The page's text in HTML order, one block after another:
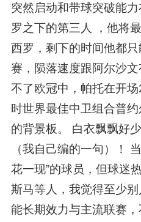
突然启动和带球突破能
罗之下的第三人 ，他将
西罗，剩下的时间他都
赛，陨落速度跟阿尔沙
不了欧冠中，帕托在开
时世界最佳中卫组合普
的背景板。 白衣飘飘好
（我自己编的一句）！
花一现”的球员，但球迷
斯马等人，我觉得至少
能长期效力与主流联赛